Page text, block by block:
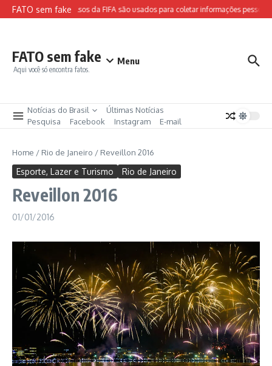
Ir para o conteúdo
FATO sem fakeSites falsos da FIFA são usados para coletar informações
FATO sem fake
Aqui você só encontra fatos.
Menu
Notícias do Brasil
Últimas Notícias
Pesquisa
Facebook Instagram E-mail
Home / Rio de Janeiro / Reveillon 2016
Esporte, Lazer e Turismo Rio de Janeiro
Reveillon 2016
01/01/2016